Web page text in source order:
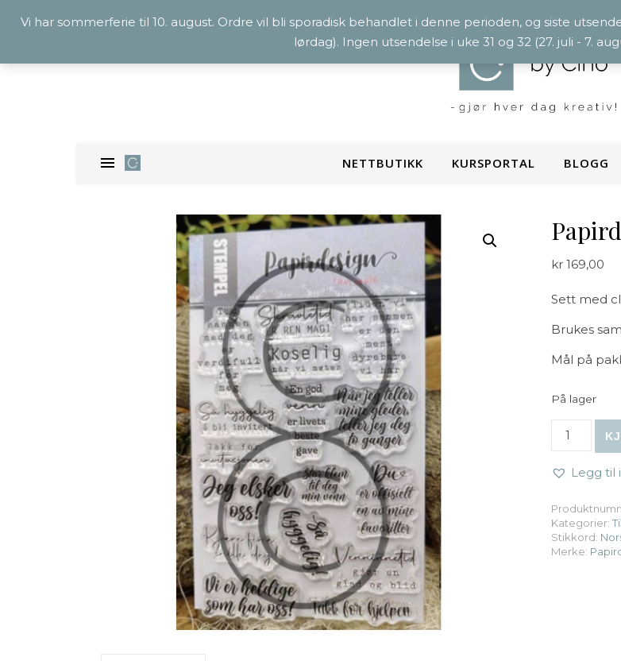
NETTBUTIKK KURSPORTAL BLOGG
kr169,00
Sett med
Brukes
Mål på
På lager
Legg til
Kategorier:
Stikkord:
Merke:
Vi har sommerferie til 10. august. Ordre vil bli sporadisk behandlet i denne perioden, og siste
lørdag). Ingen utsendelse i uke 31 og 32 (27. juli - 7.